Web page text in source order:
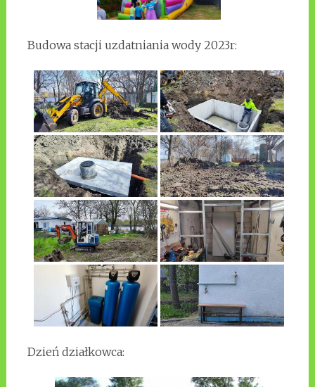
Budowa stacji uzdatniania wody 2023r:
Dzień działkowca: